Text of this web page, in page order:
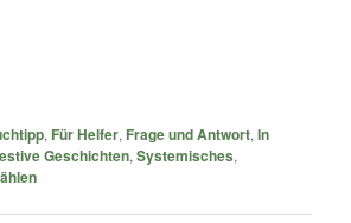
, Für Helfer, Frage und Antwort,In
Geschichten,Systemisches,